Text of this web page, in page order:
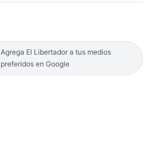
Agrega El Libertador a tus medios
preferidos en Google